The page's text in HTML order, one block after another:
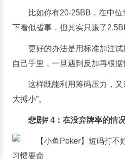
比如你有20-25BB，在中
下看似省事，但其实只赚了
更好的办法是用标准加注
自己手里，一旦遇到反加再根据
这样既能利用筹码压力，又
大搏小”。
悲剧# 4：在没弃牌率的情